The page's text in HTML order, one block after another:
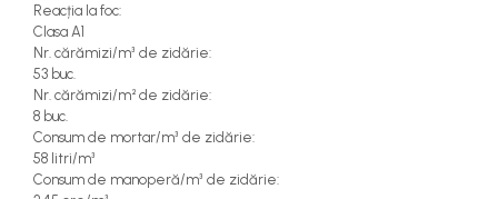
Reacția la foc:
Clasa A1
Nr. cărămizi/m³ de zidărie:
53 buc.
Nr. cărămizi/m² de zidărie:
8 buc.
Consum de mortar/m³ de zidărie:
58 litri/m³
Consum de manoperă/m³ de zidărie: